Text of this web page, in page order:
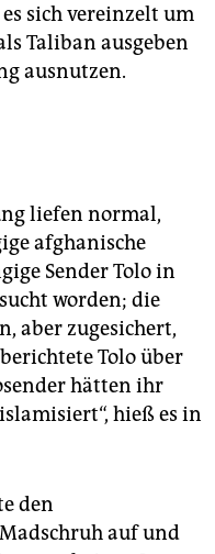
es sich vereinzelt um
Taliban ausgeben
ausnutzen.
liefen normal,
afghanische
Sender Tolo in
worden; die
aber zugesichert,
Tolo über
hätten ihr
hieß es in
den
auf und